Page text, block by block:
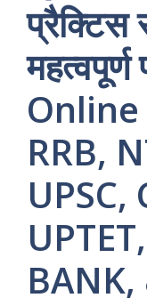
महत्वपूर्ण
RRB,
UPSC,